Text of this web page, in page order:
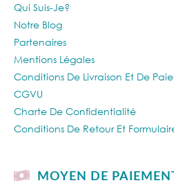
Qui Suis-Je?
Notre Blog
Partenaires
Mentions Légales
Conditions De Livraison Et De
CGVU
Charte De Confidentialité
Conditions De Retour Et
MOYEN DE